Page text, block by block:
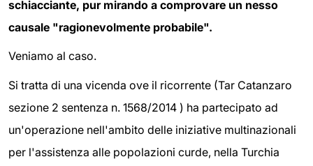
schiacciante, pur mirando a comprovare un nesso
causale "ragionevolmente probabile".
Veniamo al caso.
Si tratta di una vicenda ove il ricorrente (Tar Catanzaro
sezione 2 sentenza n. 1568/2014 ) ha partecipato ad
un'operazione nell'ambito delle iniziative multinazionali
per l'assistenza alle popolazioni curde, nella Turchia